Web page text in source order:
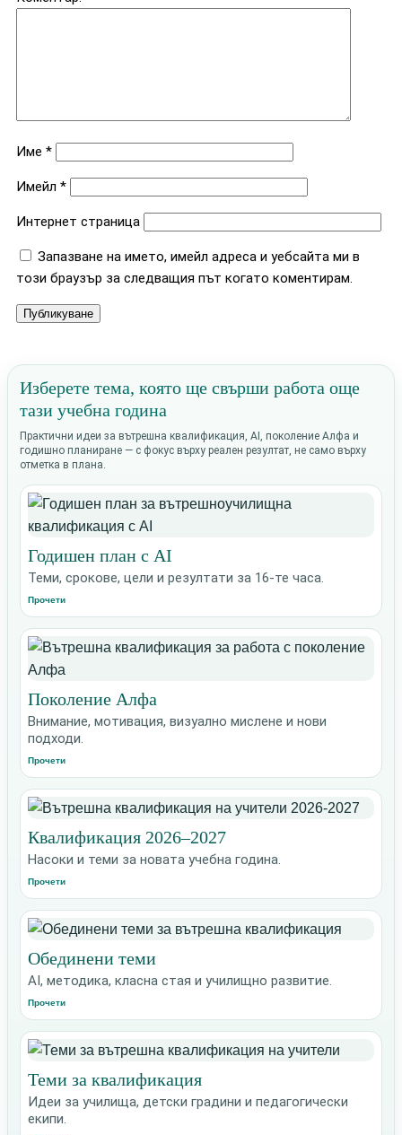
Име *
Имейл *
Интернет страница
Запазване на името, имейл адреса и уебсайта ми в
този браузър за следващия път когато коментирам.
Изберете тема, която ще свърши работа още
тази учебна година
Практични идеи за вътрешна квалификация, AI, поколение Алфа и
годишно планиране — с фокус върху реален резултат, не само върху
отметка в плана.
Годишен план с AI
Теми, срокове, цели и резултати за 16-те часа.
Прочети
Поколение Алфа
Внимание, мотивация, визуално мислене и нови
подходи.
Прочети
Квалификация 2026–2027
Насоки и теми за новата учебна година.
Прочети
Обединени теми
AI, методика, класна стая и училищно развитие.
Прочети
Теми за квалификация
Идеи за училища, детски градини и педагогически
екипи.